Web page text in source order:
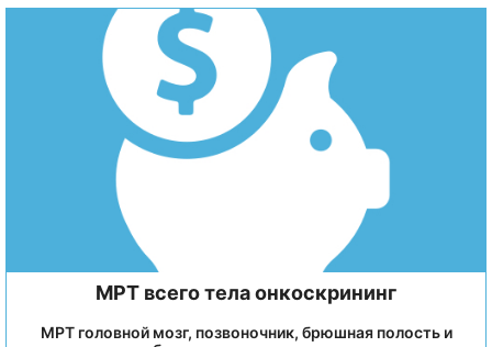
МРТ всего тела онкоскрининг
МРТ головной мозг, позвоночник, брюшная полость и